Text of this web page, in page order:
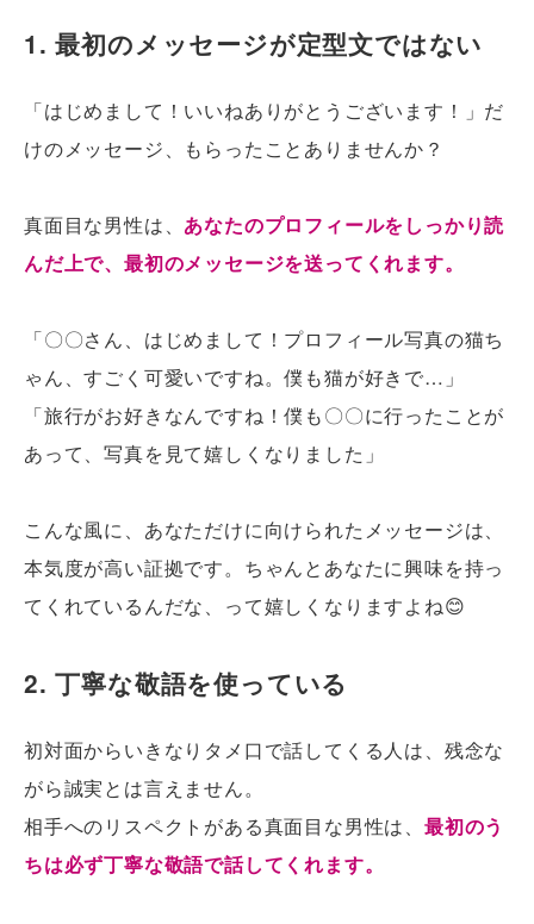
1. 最初のメッセージが定型文ではない
「はじめまして！いいねありがとうございます！」だ
けのメッセージ、もらったことありませんか？
真面目な男性は、 あなたのプロフィールをしっかり読
んだ上で、最初のメッセージを送ってくれます。
「〇〇さん、はじめまして！プロフィール写真の猫ち
ゃん、すごく可愛いですね。僕も猫が好きで…」
「旅行がお好きなんですね！僕も〇〇に行ったことが
あって、写真を見て嬉しくなりました」
こんな風に、あなただけに向けられたメッセージは、
本気度が高い証拠です。ちゃんとあなたに興味を持っ
てくれているんだな、って嬉しくなりますよね😊
2. 丁寧な敬語を使っている
初対面からいきなりタメ口で話してくる人は、残念な
がら誠実とは言えません。
相手へのリスペクトがある真面目な男性は、 最初のう
ちは必ず丁寧な敬語で話してくれます。